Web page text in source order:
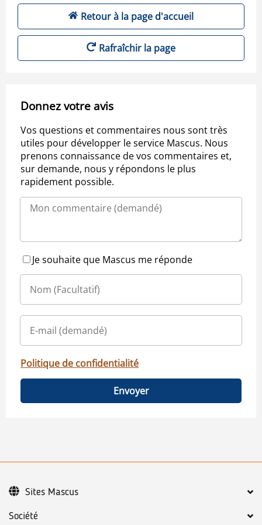
Retour à la page d'accueil
Rafraîchir la page
Donnez votre avis
Vos questions et commentaires nous sont très
utiles pour développer le service Mascus. Nous
prenons connaissance de vos commentaires et,
sur demande, nous y répondons le plus
rapidement possible.
Je souhaite que Mascus me réponde
Politique de confidentialité
Envoyer
Société
Sites Mascus